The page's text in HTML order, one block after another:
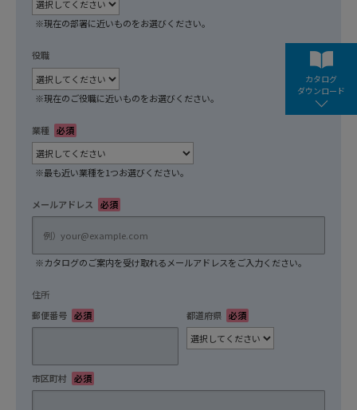
※現在の部署に近いものをお選びください。
役職
※現在のご役職に近いものをお選びください。
業種 必須
※最も近い業種を1つお選びください。
メールアドレス 必須
※カタログのご案内を受け取れるメールアドレスをご入力ください。
住所
郵便番号 必須 都道府県 必須
市区町村 必須
カタログ
ダウンロード